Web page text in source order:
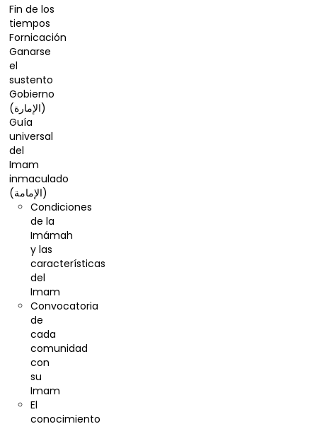
Fin de los
tiempos
Fornicación
Ganarse
el
sustento
Gobierno
(الإمارة)
Guía
universal
del
Imam
inmaculado
(الإمامة)
Condiciones
de la
Imámah
y las
características
del
Imam
Convocatoria
de
cada
comunidad
con
su
Imam
El
conocimiento